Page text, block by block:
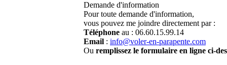
Demande d'information
Pour toute demande d'information,
vous pouvez me joindre directement par :
Téléphone au : 06.60.15.99.14
Email : info@voler-en-parapente.com
Ou remplissez le formulaire en ligne ci-